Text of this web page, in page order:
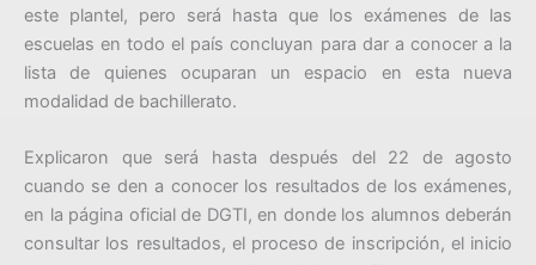
este plantel, pero será hasta que los exámenes de las
escuelas en todo el país concluyan para dar a conocer a la
lista de quienes ocuparan un espacio en esta nueva
modalidad de bachillerato.
Explicaron que será hasta después del 22 de agosto
cuando se den a conocer los resultados de los exámenes,
en la página oficial de DGTI, en donde los alumnos deberán
consultar los resultados, el proceso de inscripción, el inicio